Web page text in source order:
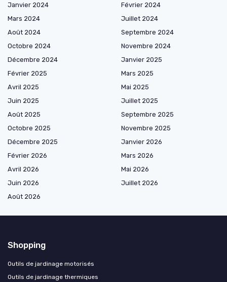
Janvier 2024
Février 2024
Mars 2024
Juillet 2024
Août 2024
Septembre 2024
Octobre 2024
Novembre 2024
Décembre 2024
Janvier 2025
Février 2025
Mars 2025
Avril 2025
Mai 2025
Juin 2025
Juillet 2025
Août 2025
Septembre 2025
Octobre 2025
Novembre 2025
Décembre 2025
Janvier 2026
Février 2026
Mars 2026
Avril 2026
Mai 2026
Juin 2026
Juillet 2026
Août 2026
Shopping
Outils de jardinage motorisés
Outils de jardinage thermiques